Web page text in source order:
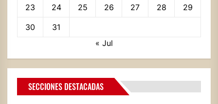
23 24 25 26 27 28 29
30
31
« Jul
SECCIONES DESTACADAS